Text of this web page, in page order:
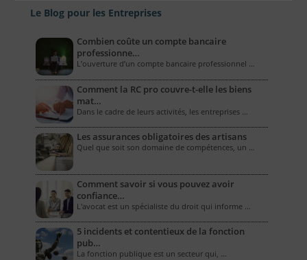
Le Blog pour les Entreprises
Combien coûte un compte bancaire
professionne…
L’ouverture d’un compte bancaire professionnel …
Comment la RC pro couvre-t-elle les biens
mat…
Dans le cadre de leurs activités, les entreprises …
Les assurances obligatoires des artisans
Quel que soit son domaine de compétences, un …
Comment savoir si vous pouvez avoir
confiance…
L'avocat est un spécialiste du droit qui informe …
5 incidents et contentieux de la fonction
pub…
La fonction publique est un secteur qui, …